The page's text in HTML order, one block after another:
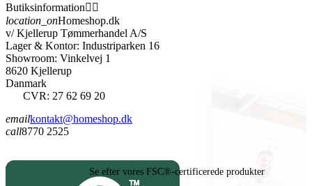
Butiksinformation 
location_onHomeshop.dk
v/ Kjellerup Tømmerhandel A/S
Lager & Kontor: Industriparken 16
Showroom: Vinkelvej 1
8620 Kjellerup
Danmark
CVR: 27 62 69 20
emailkontakt@homeshop.dk
call8770 2525
Se efter vores FSC®-certificerede produkter